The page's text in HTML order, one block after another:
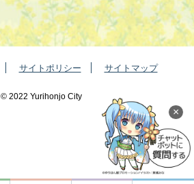
×
サイトポリシー サイトマップ
©️ 2022 Yurihonjo City